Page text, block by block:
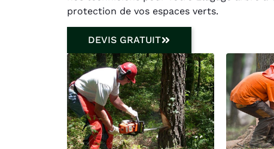
protection de vos espaces verts.
DEVIS GRATUIT